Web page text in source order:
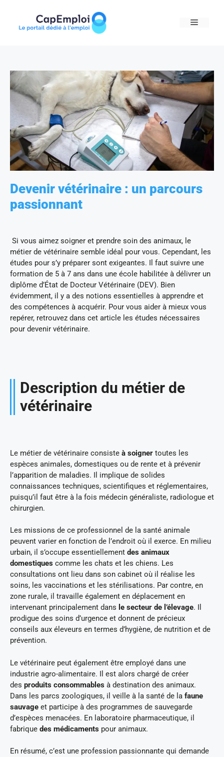
content
MENU
Devenir vétérinaire : un parcours
passionnant
Si vous aimez soigner et prendre soin des animaux, le
métier de vétérinaire semble idéal pour vous. Cependant, les
études pour s’y préparer sont exigeantes. Il faut suivre une
formation de 5 à 7 ans dans une école habilitée à délivrer un
diplôme d’État de Docteur Vétérinaire (DEV). Bien
évidemment, il y a des notions essentielles à apprendre et
des compétences à acquérir. Pour vous aider à mieux vous
repérer, retrouvez dans cet article les études nécessaires
pour devenir vétérinaire.
Description du métier de
vétérinaire
Le métier de vétérinaire consiste à soigner toutes les
espèces animales, domestiques ou de rente et à prévenir
l’apparition de maladies. Il implique de solides
connaissances techniques, scientifiques et réglementaires,
puisqu’il faut être à la fois médecin généraliste, radiologue et
chirurgien.
Les missions de ce professionnel de la santé animale
peuvent varier en fonction de l’endroit où il exerce. En milieu
urbain, il s’occupe essentiellement des animaux
domestiques comme les chats et les chiens. Les
consultations ont lieu dans son cabinet où il réalise les
soins, les vaccinations et les stérilisations. Par contre, en
zone rurale, il travaille également en déplacement en
intervenant principalement dans le secteur de l’élevage. Il
prodigue des soins d’urgence et donnent de précieux
conseils aux éleveurs en termes d’hygiène, de nutrition et de
prévention.
Le vétérinaire peut également être employé dans une
industrie agro-alimentaire. Il est alors chargé de créer
des produits consommables à destination des animaux.
Dans les parcs zoologiques, il veille à la santé de la faune
sauvage et participe à des programmes de sauvegarde
d’espèces menacées. En laboratoire pharmaceutique, il
fabrique des médicaments pour animaux.
En résumé, c’est une profession passionnante qui demande